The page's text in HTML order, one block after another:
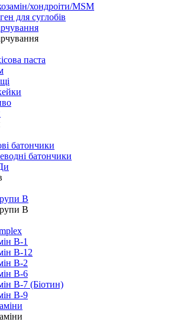
хондроіти/MSM
для суглобів
паста
батончики
батончики
B
B
B-1
B-12
B-2
B-6
B-7 (Біотин)
B-9